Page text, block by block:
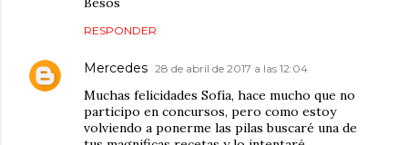
RESPONDER
Mercedes 28 de abril de 2017 a las 12:04
Muchas felicidades Sofía, hace mucho que no
participo en concursos, pero como estoy
volviendo a ponerme las pilas buscaré una de